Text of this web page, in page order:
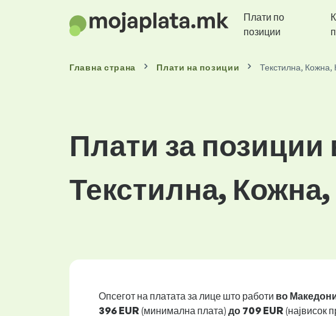
Плати по
позиции
Главна страна Плати на позиции Текстилна, Кожна,
Плати за позиции
Текстилна,
Опсегот на платата за лице што работи во
396 EUR (минимална плата) до 709 EUR (највисок